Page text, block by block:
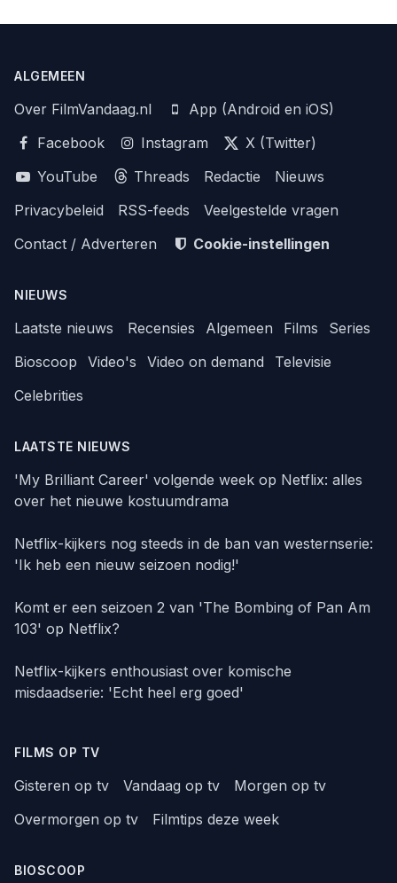
ALGEMEEN
Over FilmVandaag.nl
App (Android en iOS)
Facebook
Instagram
X (Twitter)
YouTube
Threads Redactie
Nieuws
Privacybeleid
RSS-feeds
Veelgestelde vragen
Contact / Adverteren
Cookie-instellingen
NIEUWS
Laatste nieuws Recensies Algemeen Films
Series
Bioscoop
Video's Video on demand
Televisie
Celebrities
LAATSTE NIEUWS
'My Brilliant Career' volgende week op Netflix: alles
over het nieuwe kostuumdrama
Netflix-kijkers nog steeds in de ban van westernserie:
'Ik heb een nieuw seizoen nodig!'
Komt er een seizoen 2 van 'The Bombing of Pan Am
103' op Netflix?
Netflix-kijkers enthousiast over komische
misdaadserie: 'Echt heel erg goed'
FILMS OP TV
Gisteren op tv Vandaag op tv
Morgen op tv
Overmorgen op tv
Filmtips deze week
BIOSCOOP